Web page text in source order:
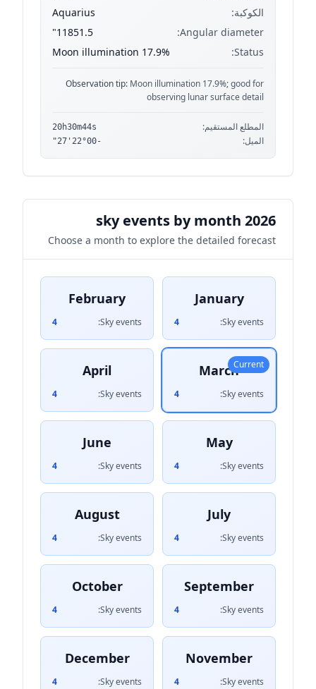
الكوكبة:
Aquarius
Angular diameter:
11851.5"
Status:
Moon illumination 17.9%
Observation tip: Moon illumination 17.9%; good for
observing lunar surface detail
المطلع المستقيم: 20h30m44s
الميل: -22°00'27"
2026 sky events by month
Choose a month to explore the detailed forecast
January
Sky events:
4
February
Sky events:
4
March
Sky events:
4
Current
April
Sky events:
4
May
Sky events:
4
June
Sky events:
4
July
Sky events:
4
August
Sky events:
4
September
Sky events:
4
October
Sky events:
4
November
Sky events:
4
December
Sky events:
4